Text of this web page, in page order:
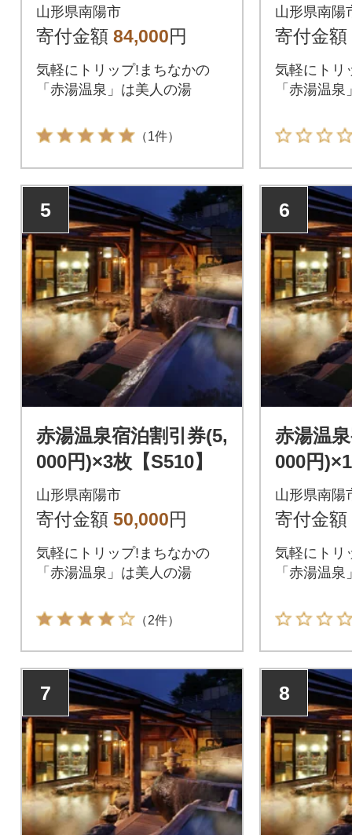
山形県南陽市
寄付金額 84,000円
気軽にトリップ!まちなかの
「赤湯温泉」は美人の湯
（1件）
山形県南陽
寄付金額
気軽にトリ
「赤湯温
5
赤湯温泉宿泊割引券(5,
000円)×3枚【S510】
山形県南陽市
寄付金額 50,000円
気軽にトリップ!まちなかの
「赤湯温泉」は美人の湯
（2件）
6
赤湯温
000円
山形県南陽
寄付金額
気軽にトリ
「赤湯温
7 8